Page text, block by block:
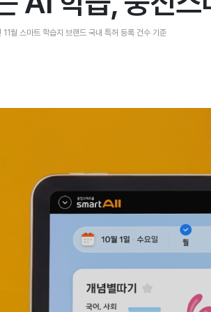
월 스마트 학습지 브랜드 국내 특허 등록 건수 기준